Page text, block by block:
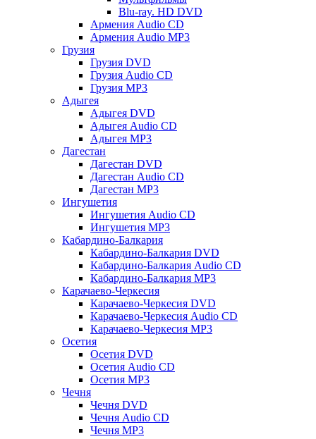
Blu-ray. HD DVD
Армения Audio CD
Армения Audio MP3
Грузия
Грузия DVD
Грузия Audio CD
Грузия MP3
Адыгея
Адыгея DVD
Адыгея Audio CD
Адыгея MP3
Дагестан
Дагестан DVD
Дагестан Audio CD
Дагестан MP3
Ингушетия
Ингушетия Audio CD
Ингушетия MP3
Кабардино-Балкария
Кабардино-Балкария DVD
Кабардино-Балкария Audio CD
Кабардино-Балкария MP3
Карачаево-Черкесия
Карачаево-Черкесия DVD
Карачаево-Черкесия Audio CD
Карачаево-Черкесия MP3
Осетия
Осетия DVD
Осетия Audio CD
Осетия MP3
Чечня
Чечня DVD
Чечня Audio CD
Чечня MP3